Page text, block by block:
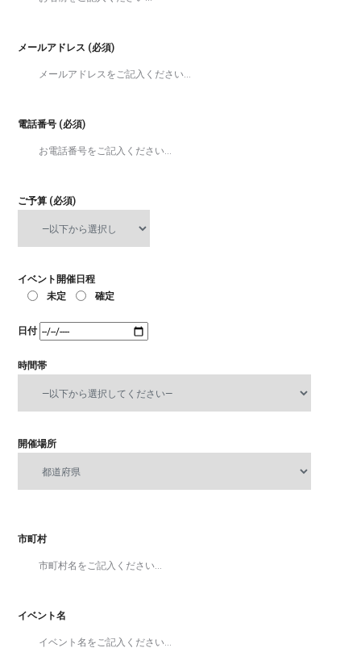
メールアドレス (必須)
電話番号 (必須)
ご予算 (必須)
イベント開催日程
未定
確定
日付
時間帯
開催場所
市町村
イベント名